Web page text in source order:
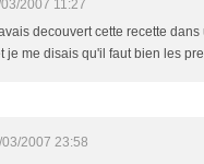
2007 11:27
decouvert cette recette dans
je me disais qu'il faut bien les
2007 23:58